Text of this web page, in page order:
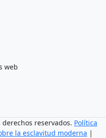
web
reservados. Política
la esclavitud moderna |